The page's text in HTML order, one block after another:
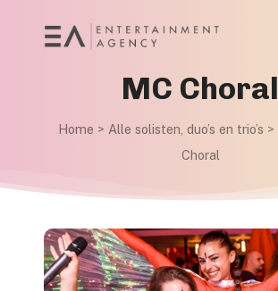
MC Choral
Home > Alle solisten, duo’s en trio’s >
Choral